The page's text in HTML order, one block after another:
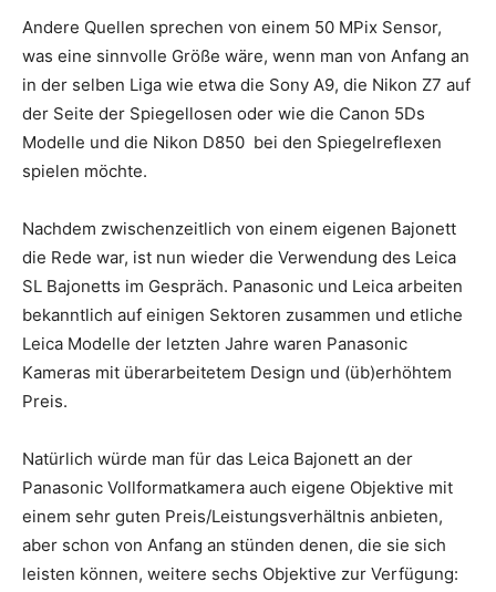
Andere Quellen sprechen von einem 50 MPix Sensor,
was eine sinnvolle Größe wäre, wenn man von Anfang an
in der selben Liga wie etwa die Sony A9, die Nikon Z7 auf
der Seite der Spiegellosen oder wie die Canon 5Ds
Modelle und die Nikon D850 bei den Spiegelreflexen
spielen möchte.
Nachdem zwischenzeitlich von einem eigenen Bajonett
die Rede war, ist nun wieder die Verwendung des Leica
SL Bajonetts im Gespräch. Panasonic und Leica arbeiten
bekanntlich auf einigen Sektoren zusammen und etliche
Leica Modelle der letzten Jahre waren Panasonic
Kameras mit überarbeitetem Design und (üb)erhöhtem
Preis.
Natürlich würde man für das Leica Bajonett an der
Panasonic Vollformatkamera auch eigene Objektive mit
einem sehr guten Preis/Leistungsverhältnis anbieten,
aber schon von Anfang an stünden denen, die sie sich
leisten können, weitere sechs Objektive zur Verfügung: